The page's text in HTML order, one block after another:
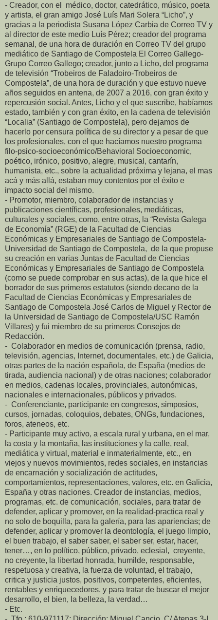
- Creador, con el médico, doctor, catedrático, músico, poeta
y artista, el gran amigo José Luís Mari Solera “Licho”, y
gracias a la periodista Susana López Carbia de Correo TV y
al director de este medio Luís Pérez; creador del programa
semanal, de una hora de duración en Correo TV del grupo
mediático de Santiago de Compostela El Correo Gallego-
Grupo Correo Gallego; creador, junto a Licho, del programa
de televisión “Trobeiros de Faladoiro-Trobeiros de
Compostela”, de una hora de duración y que estuvo nueve
años seguidos en antena, de 2007 a 2016, con gran éxito y
repercusión social. Antes, Licho y el que suscribe, habíamos
estado, también y con gran éxito, en la cadena de televisión
“Localia” (Santiago de Compostela), pero dejamos de
hacerlo por censura política de su director y a pesar de que
los profesionales, con el que hacíamos nuestro programa
filo-psico-socioeconómico/Behavioral Socioeconomic,
poético, irónico, positivo, alegre, musical, cantarín,
humanista, etc., sobre la actualidad próxima y lejana, el mas
acá y más allá, estaban muy contentos por el éxito e
impacto social del mismo.
- Promotor, miembro, colaborador de instancias y
publicaciones científicas, profesionales, mediáticas,
culturales y sociales, como, entre otras, la “Revista Galega
de Economía” (RGE) de la Facultad de Ciencias
Económicas y Empresariales de Santiago de Compostela-
Universidad de Santiago de Compostela, de la que propuse
su creación en varias Juntas de Facultad de Ciencias
Económicas y Empresariales de Santiago de Compostela
(como se puede comprobar en sus actas), de la que hice el
borrador de sus primeros estatutos (siendo decano de la
Facultad de Ciencias Económicas y Empresariales de
Santiago de Compostela José Carlos de Miguel y Rector de
la Universidad de Santiago de Compostela/USC Ramón
Villares) y fui miembro de su primeros Consejos de
Redacción.
- Colaborador en medios de comunicación (prensa, radio,
televisión, agencias, Internet, documentales, etc.) de Galicia,
otras partes de la nación española, de España (medios de
tirada, audiencia nacional) y de otras naciones; colaborador
en medios, cadenas locales, provinciales, autonómicas,
nacionales e internacionales, públicos y privados.
- Conferenciante, participante en congresos, simposios,
cursos, jornadas, coloquios, debates, ONGs, fundaciones,
foros, ateneos, etc.
- Participante muy activo, a escala rural y urbana, en el mar,
la costa y la montaña, las instituciones y la calle, real,
mediática y virtual, material e inmaterialmente, etc., en
viejos y nuevos movimientos, redes sociales, en instancias
de encarnación y socialización de actitudes,
comportamientos, representaciones, valores, etc. en Galicia,
España y otras naciones. Creador de instancias, medios,
programas, etc. de comunicación, sociales, para tratar de
defender, aplicar y promover, en la realidad-practica real y
no solo de boquilla, para la galería, para las apariencias; de
defender, aplicar y promover la deontología, el juego limpio,
el buen trabajo, el saber saber, el saber ser, estar, hacer,
tener…, en lo político, público, privado, eclesial, creyente,
no creyente, la libertad honrada, humilde, responsable,
respetuosa y creativa, la fuerza de voluntad, el trabajo,
critica y justicia justos, positivos, competentes, eficientes,
rentables y enriquecedores, y para tratar de buscar el mejor
desarrollo, el bien, la belleza, la verdad…
- Etc.